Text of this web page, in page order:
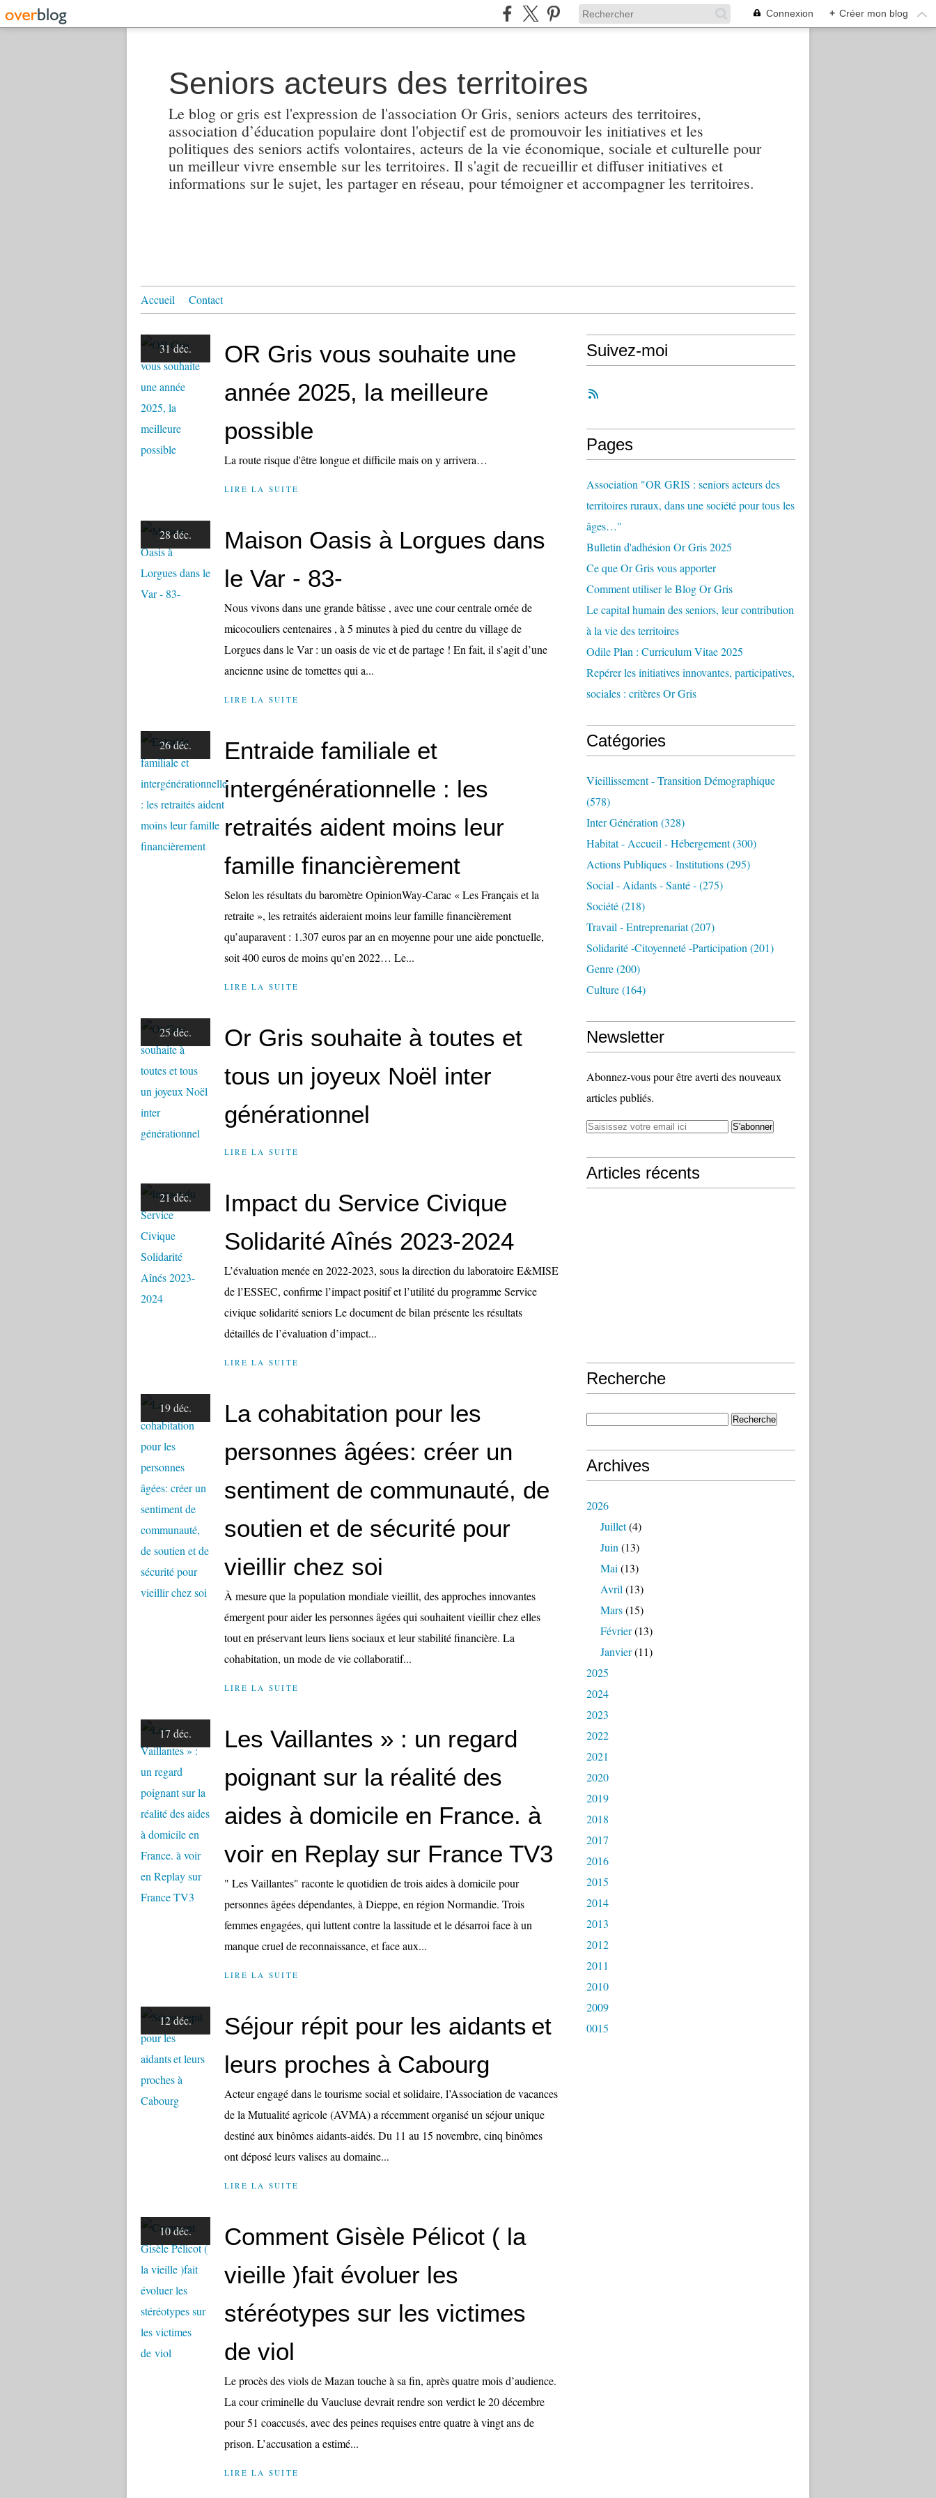
Connexion + Créer mon blog
Seniors acteurs des territoires
Le blog or gris est l'expression de l'association Or Gris, seniors acteurs des territoires,
association d’éducation populaire dont l'objectif est de promouvoir les initiatives et les
politiques des seniors actifs volontaires, acteurs de la vie économique, sociale et culturelle pour
un meilleur vivre ensemble sur les territoires. Il s'agit de recueillir et diffuser initiatives et
informations sur le sujet, les partager en réseau, pour témoigner et accompagner les territoires.
Accueil Contact
31 déc.
OR Gris vous souhaite une
année 2025, la meilleure
possible
La route risque d'être longue et difficile mais on y arrivera…
LIRE LA SUITE
28 déc.
Maison Oasis à Lorgues dans
le Var - 83-
Nous vivons dans une grande bâtisse , avec une cour centrale ornée de
micocouliers centenaires , à 5 minutes à pied du centre du village de
Lorgues dans le Var : un oasis de vie et de partage ! En fait, il s’agit d’une
ancienne usine de tomettes qui a...
LIRE LA SUITE
26 déc.
Entraide familiale et
intergénérationnelle : les
retraités aident moins leur
famille financièrement
Selon les résultats du baromètre OpinionWay-Carac « Les Français et la
retraite », les retraités aideraient moins leur famille financièrement
qu’auparavent : 1.307 euros par an en moyenne pour une aide ponctuelle,
soit 400 euros de moins qu’en 2022… Le...
LIRE LA SUITE
25 déc.
Or Gris souhaite à toutes et
tous un joyeux Noël inter
générationnel
LIRE LA SUITE
21 déc.
Impact du Service Civique
Solidarité Aînés 2023-2024
L’évaluation menée en 2022-2023, sous la direction du laboratoire E&MISE
de l’ESSEC, confirme l’impact positif et l’utilité du programme Service
civique solidarité seniors Le document de bilan présente les résultats
détaillés de l’évaluation d’impact...
LIRE LA SUITE
19 déc.
La cohabitation pour les
personnes âgées: créer un
sentiment de communauté, de
soutien et de sécurité pour
vieillir chez soi
À mesure que la population mondiale vieillit, des approches innovantes
émergent pour aider les personnes âgées qui souhaitent vieillir chez elles
tout en préservant leurs liens sociaux et leur stabilité financière. La
cohabitation, un mode de vie collaboratif...
LIRE LA SUITE
17 déc.
Les Vaillantes » : un regard
poignant sur la réalité des
aides à domicile en France. à
voir en Replay sur France TV3
" Les Vaillantes" raconte le quotidien de trois aides à domicile pour
personnes âgées dépendantes, à Dieppe, en région Normandie. Trois
femmes engagées, qui luttent contre la lassitude et le désarroi face à un
manque cruel de reconnaissance, et face aux...
LIRE LA SUITE
12 déc.
Séjour répit pour les aidants et
leurs proches à Cabourg
Acteur engagé dans le tourisme social et solidaire, l’Association de vacances
de la Mutualité agricole (AVMA) a récemment organisé un séjour unique
destiné aux binômes aidants-aidés. Du 11 au 15 novembre, cinq binômes
ont déposé leurs valises au domaine...
LIRE LA SUITE
10 déc.
Comment Gisèle Pélicot ( la
vieille )fait évoluer les
stéréotypes sur les victimes
de viol
Le procès des viols de Mazan touche à sa fin, après quatre mois d’audience.
La cour criminelle du Vaucluse devrait rendre son verdict le 20 décembre
pour 51 coaccusés, avec des peines requises entre quatre à vingt ans de
prison. L’accusation a estimé...
LIRE LA SUITE
Suivez-moi
Pages
Association "OR GRIS : seniors acteurs des
territoires ruraux, dans une société pour tous les
âges…"
Bulletin d'adhésion Or Gris 2025
Ce que Or Gris vous apporter
Comment utiliser le Blog Or Gris
Le capital humain des seniors, leur contribution
à la vie des territoires
Odile Plan : Curriculum Vitae 2025
Repérer les initiatives innovantes, participatives,
sociales : critères Or Gris
Catégories
Vieillissement - Transition Démographique
(578)
Inter Génération (328)
Habitat - Accueil - Hébergement(300)
Actions Publiques - Institutions(295)
Social - Aidants - Santé -(275)
Société(218)
Travail - Entreprenariat(207)
Solidarité -citoyenneté -participation (201)
Genre(200)
Culture(164)
Newsletter
Abonnez-vous pour être averti des nouveaux
articles publiés.
Articles récents
Recherche
Archives
2026
Juillet(4)
Juin (13)
Mai (13)
Avril (13)
Mars(15)
Février(13)
Janvier(11)
2025
2024
2023
2022
2021
2020
2019
2018
2017
2016
2015
2014
2013
2012
2011
2010
2009
0015